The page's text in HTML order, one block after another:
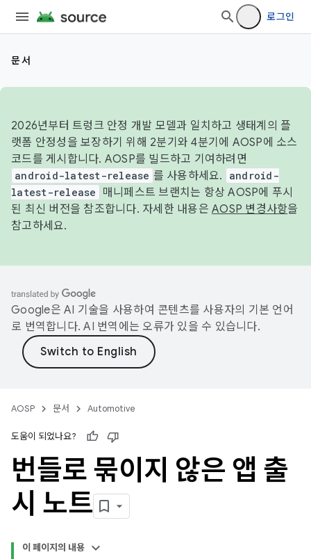
로그인
문서
2026년부터 트렁크 안정 개발 모델과 일치하고 생태계의 플
랫폼 안정성을 보장하기 위해 2분기와 4분기에 AOSP에 소스
코드를 게시합니다. AOSP를 빌드하고 기여하려면
android-latest-release 를 사용하세요.
android-
latest-release
매니페스트 브랜치는 항상 AOSP에 푸시
된 최신 버전을 참조합니다. 자세한 내용은 AOSP 변경사항을
참고하세요.
Google은 AI 기술을 사용하여 콘텐츠를 사용자의 기본 언어
로 번역합니다. AI 번역에는 오류가 있을 수 있습니다.
AOSP 문서 Automotive
도움이 되었나요?
번들로 묶이지 않은 앱 출
시 노트
이 페이지의 내용